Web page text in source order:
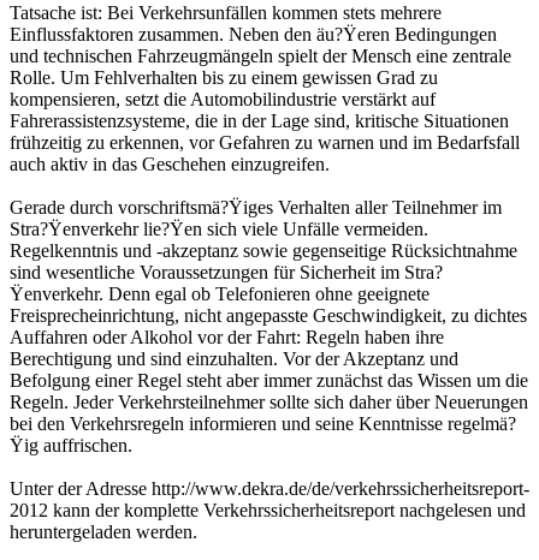
Tatsache ist: Bei Verkehrsunfällen kommen stets mehrere
Einflussfaktoren zusammen. Neben den äu?Ÿeren Bedingungen
und technischen Fahrzeugmängeln spielt der Mensch eine zentrale
Rolle. Um Fehlverhalten bis zu einem gewissen Grad zu
kompensieren, setzt die Automobilindustrie verstärkt auf
Fahrerassistenzsysteme, die in der Lage sind, kritische Situationen
frühzeitig zu erkennen, vor Gefahren zu warnen und im Bedarfsfall
auch aktiv in das Geschehen einzugreifen.
Gerade durch vorschriftsmä?Ÿiges Verhalten aller Teilnehmer im
Stra?Ÿenverkehr lie?Ÿen sich viele Unfälle vermeiden.
Regelkenntnis und -akzeptanz sowie gegenseitige Rücksichtnahme
sind wesentliche Voraussetzungen für Sicherheit im Stra?
Ÿenverkehr. Denn egal ob Telefonieren ohne geeignete
Freisprecheinrichtung, nicht angepasste Geschwindigkeit, zu dichtes
Auffahren oder Alkohol vor der Fahrt: Regeln haben ihre
Berechtigung und sind einzuhalten. Vor der Akzeptanz und
Befolgung einer Regel steht aber immer zunächst das Wissen um die
Regeln. Jeder Verkehrsteilnehmer sollte sich daher über Neuerungen
bei den Verkehrsregeln informieren und seine Kenntnisse regelmä?
Ÿig auffrischen.
Unter der Adresse http://www.dekra.de/de/verkehrssicherheitsreport-
2012 kann der komplette Verkehrssicherheitsreport nachgelesen und
heruntergeladen werden.